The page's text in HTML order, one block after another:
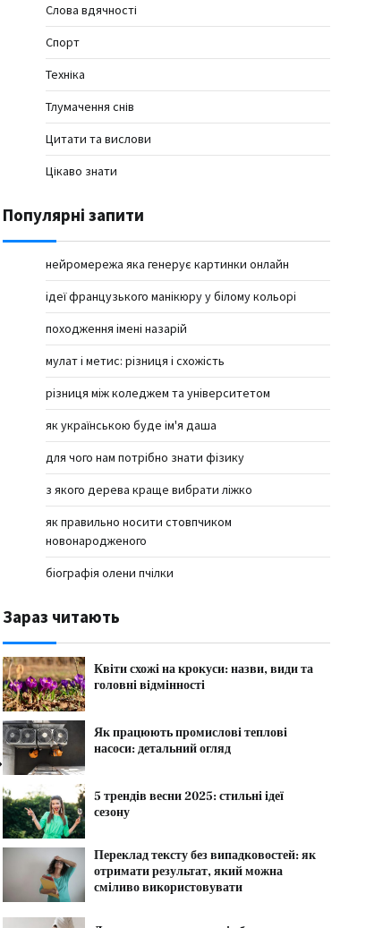
Слова вдячності
Спорт
Техніка
Тлумачення снів
Цитати та вислови
Цікаво знати
Популярні запити
нейромережа яка генерує картинки онлайн
ідеї французького манікюру у білому кольорі
походження імені назарій
мулат і метис: різниця і схожість
різниця між коледжем та університетом
як українською буде ім'я даша
для чого нам потрібно знати фізику
з якого дерева краще вибрати ліжко
як правильно носити стовпчиком
новонародженого
біографія олени пчілки
Зараз читають
Квіти схожі на крокуси: назви, види та
головні відмінності
Як працюють промислові теплові
насоси: детальний огляд
5 трендів весни 2025: стильні ідеї
сезону
Переклад тексту без випадковостей: як
отримати результат, який можна
сміливо використовувати